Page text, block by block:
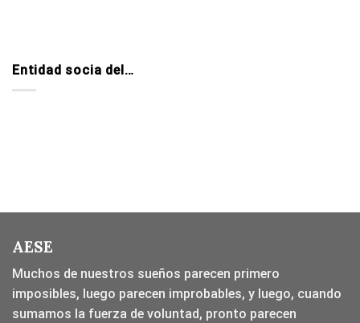
Entidad socia del…
AESE
Muchos de nuestros sueños parecen primero
imposibles, luego parecen improbables, y luego, cuando
sumamos la fuerza de voluntad, pronto parecen